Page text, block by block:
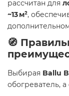
рассчитан для
~13 м²,
🧭
Выбирая Ballu
обогреватель,